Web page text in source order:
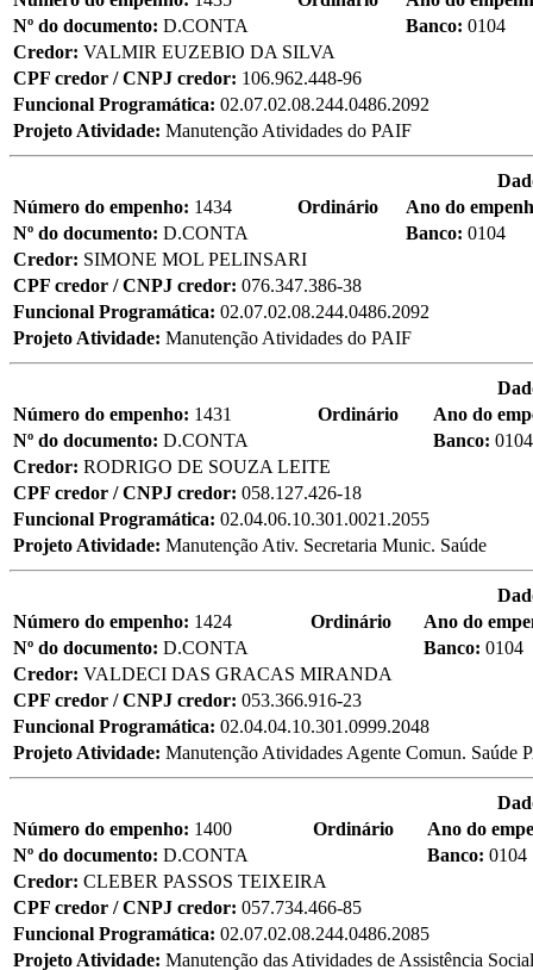
Nº do documento: D.CONTA Banco: 0104
Credor: VALMIR EUZEBIO DA SILVA
CPF credor / CNPJ credor: 106.962.448-96
Funcional Programática: 02.07.02.08.244.0486.2092
Projeto Atividade: Manutenção Atividades do PAIF
Número do empenho: 1434 Ordinário
Ano do
Nº do documento: D.CONTA Banco: 0104
Credor: SIMONE MOL PELINSARI
CPF credor / CNPJ credor: 076.347.386-38
Funcional Programática: 02.07.02.08.244.0486.2092
Projeto Atividade: Manutenção Atividades do PAIF
Número do empenho: 1431 Ordinário
Ano do
Nº do documento: D.CONTA Banco: 0104
Credor: RODRIGO DE SOUZA LEITE
CPF credor / CNPJ credor: 058.127.426-18
Funcional Programática: 02.04.06.10.301.0021.2055
Projeto Atividade: Manutenção Ativ. Secretaria Munic. Saúde
Número do empenho: 1424 Ordinário
Ano do
Nº do documento: D.CONTA Banco: 0104
Credor: VALDECI DAS GRACAS MIRANDA
CPF credor / CNPJ credor: 053.366.916-23
Funcional Programática: 02.04.04.10.301.0999.2048
Projeto Atividade: Manutenção Atividades Agente Comun. Saúde
Número do empenho: 1400 Ordinário
Ano do
Nº do documento: D.CONTA Banco: 0104
Credor: CLEBER PASSOS TEIXEIRA
CPF credor / CNPJ credor: 057.734.466-85
Funcional Programática: 02.07.02.08.244.0486.2085
Projeto Atividade: Manutenção das Atividades de Assistência